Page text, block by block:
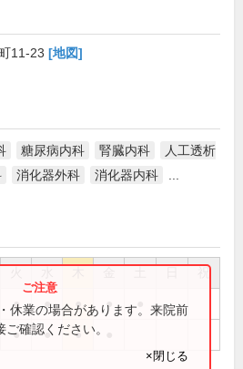
11-23 [地図]
糖尿病内科 腎臓内科
人工透析
消化器外科 消化器内科
祝
● ● ● ●
● ● ●
休業の場合があります。来院前
確認ください。
×閉じる